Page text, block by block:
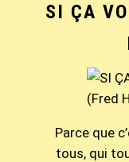
SI ÇA
Parce que
tous, qui